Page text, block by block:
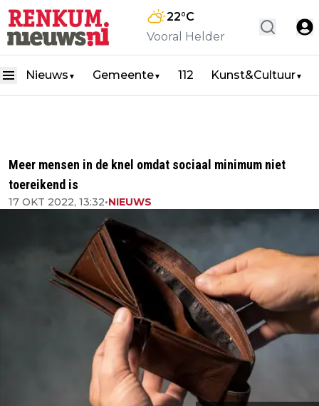
22°C
Vooral Helder
Nieuws ▼ Gemeente▼ 112 Kunst&Cultuur▼
Meer mensen in de knel omdat sociaal minimum niet
toereikend is
17 OKT 2022, 13:32•NIEUWS